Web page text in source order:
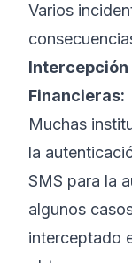
Varios
Intercepción
Financieras:
Muchas
la
SMS para la
algunos
interceptado